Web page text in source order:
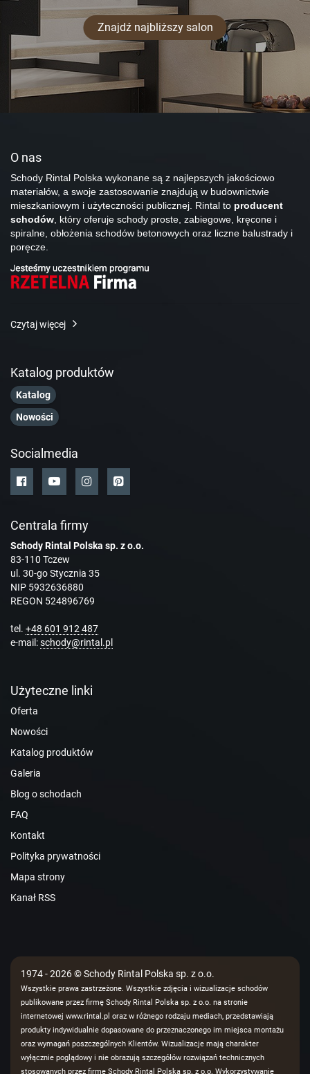
Znajdź najbliższy salon
O nas
Schody Rintal Polska wykonane są z najlepszych jakościowo
materiałów, a swoje zastosowanie znajdują w budownictwie
mieszkaniowym i użyteczności publicznej. Rintal to producent
schodów, który oferuje schody proste, zabiegowe, kręcone i
spiralne, obłożenia schodów betonowych oraz liczne balustrady i
poręcze.
Czytaj więcej
Katalog produktów
Katalog
Nowości
Socialmedia
Centrala firmy
Schody Rintal Polska sp. z o.o.
83-110 Tczew
ul. 30-go Stycznia 35
NIP 5932636880
REGON 524896769
tel. +48 601 912 487
e-mail:schody@rintal.pl
Użyteczne linki
Oferta
Nowości
Katalog produktów
Galeria
Blog o schodach
FAQ
Kontakt
Polityka prywatności
Mapa strony
Kanał RSS
1974 - 2026 © Schody Rintal Polska sp. z o.o.
Wszystkie prawa zastrzeżone. Wszystkie zdjęcia i wizualizacje schodów
publikowane przez firmę Schody Rintal Polska sp. z o.o. na stronie
internetowej www.rintal.pl oraz w różnego rodzaju mediach, przedstawiają
produkty indywidualnie dopasowane do przeznaczonego im miejsca montażu
oraz wymagań poszczególnych Klientów. Wizualizacje mają charakter
wyłącznie poglądowy i nie obrazują szczegółów rozwiązań technicznych
stosowanych przez firmę Schody Rintal Polska sp. z o.o. Wykorzystywanie